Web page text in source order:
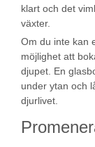
klart och det
växter.
Om du inte kan
möjlighet att
djupet. En
under ytan och
djurlivet.